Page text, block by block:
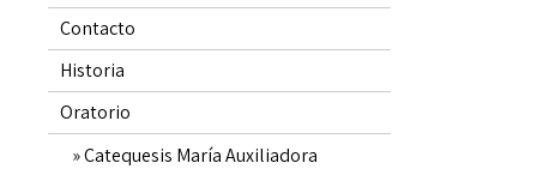
Contacto
Historia
Oratorio
Catequesis María Auxiliadora